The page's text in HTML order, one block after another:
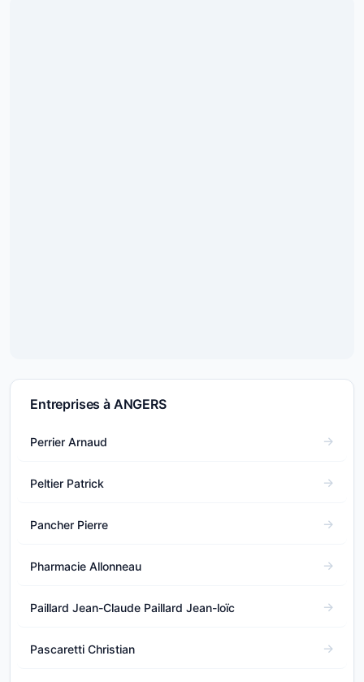
Entreprises à ANGERS
Perrier Arnaud
Peltier Patrick
Pancher Pierre
Pharmacie Allonneau
Paillard Jean-Claude Paillard Jean-loïc
Pascaretti Christian